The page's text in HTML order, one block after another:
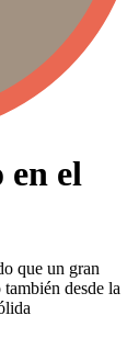
el
que un gran
desde la